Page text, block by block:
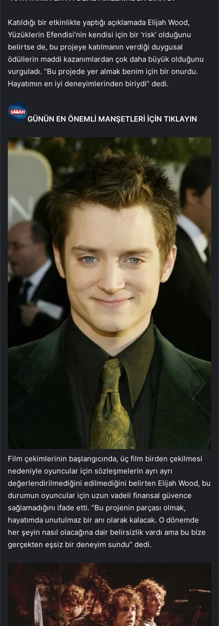
Katıldığı bir etkinlikte yaptığı açıklamada Elijah Wood,
Yüzüklerin Efendisi’nin kendisi için bir ‘risk’ olduğunu
belirtse de, bu projeye katılmanın verdiği duygusal
ödüllerin maddi kazanımlardan çok daha büyük olduğunu
vurguladı. “Bu projede yer almak benim için bir onurdu.
Hayatımın en iyi deneyimlerinden biriydi” dedi.
GÜNÜN EN ÖNEMLİ MANŞETLERİ İÇİN TIKLAYIN
Film çekimlerinin başlangıcında, üç film birden çekilmesi
nedeniyle oyuncular için sözleşmelerin ayrı ayrı
değerlendirilmediğini edilmediğini belirten Elijah Wood, bu
durumun oyuncular için uzun vadeli finansal güvence
sağlamadığını ifade etti. “Bu projenin parçası olmak,
hayatımda unutulmaz bir anı olarak kalacak. O dönemde
her şeyin nasıl olacağına dair belirsizlik vardı ama bu bize
gerçekten eşsiz bir deneyim sundu” dedi.